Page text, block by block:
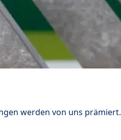
werden von uns prämiert.